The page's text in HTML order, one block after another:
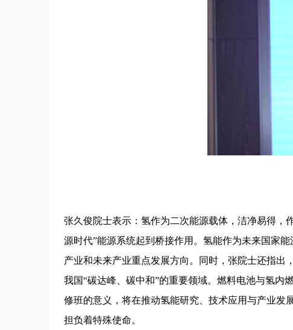
张久俊院士表示：氢作为二次能源载体，洁净易得，
源时代”能源系统起到桥接作用。氢能作为未来国家
产业和未来产业重点发展方向。同时，张院士还指
我国“碳达峰、碳中和”的重要领域。燃料电池与氢内
修班的意义，将在推动氢能研究、技术应用与产业发
担负着特殊使命。